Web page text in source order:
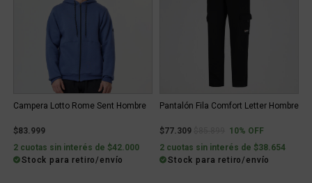
Campera Lotto Rome Sent Hombre
$83.999
2 cuotas sin interés de $42.000
Stock para retiro/envío
Pantalón Fila Comfort Letter Hombre
$77.309 Price reduced from
to10% OFF
2 cuotas sin interés de $38.654
Stock para retiro/envío